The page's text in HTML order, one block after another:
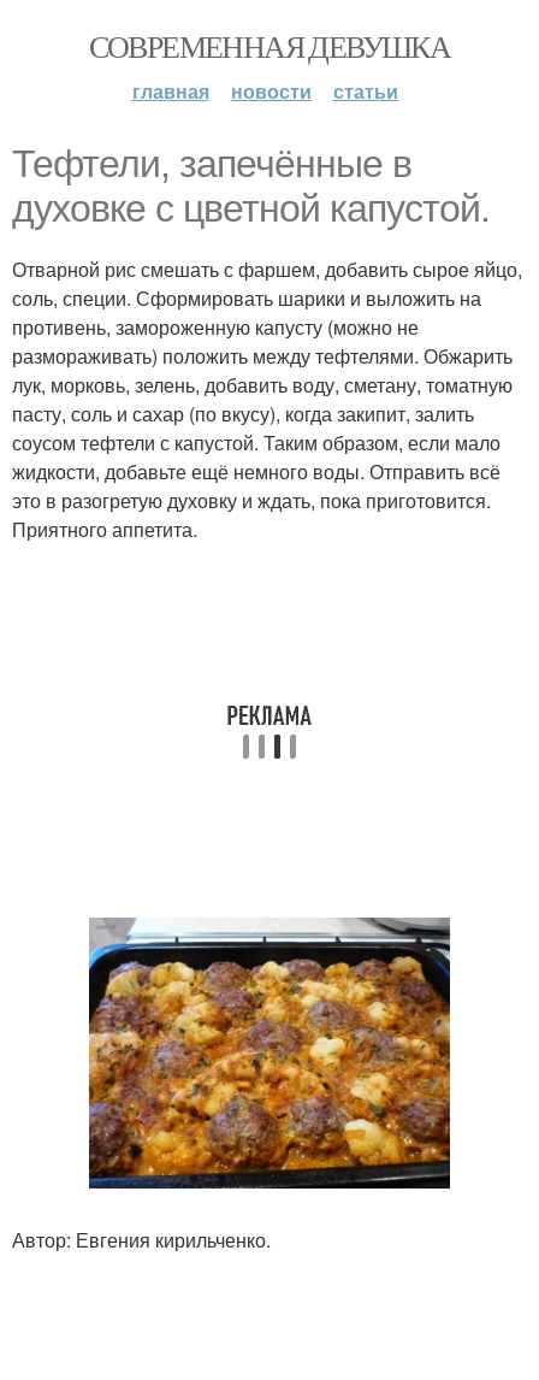
СОВРЕМЕННАЯ ДЕВУШКА
главная новости статьи
Тефтели, запечённые в
духовке с цветной капустой.
Отварной рис смешать с фаршем, добавить сырое яйцо,
соль, специи. Сформировать шарики и выложить на
противень, замороженную капусту (можно не
размораживать) положить между тефтелями. Обжарить
лук, морковь, зелень, добавить воду, сметану, томатную
пасту, соль и сахар (по вкусу), когда закипит, залить
соусом тефтели с капустой. Таким образом, если мало
жидкости, добавьте ещё немного воды. Отправить всё
это в разогретую духовку и ждать, пока приготовится.
Приятного аппетита.
Автор: Евгения кирильченко.